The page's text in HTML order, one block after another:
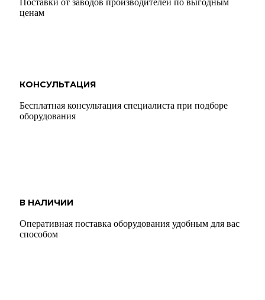
Поставки от заводов производителей по выгодным
ценам
КОНСУЛЬТАЦИЯ
Бесплатная консультация специалиста при подборе
оборудования
В НАЛИЧИИ
Оперативная поставка оборудования удобным для вас
способом